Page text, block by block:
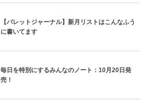
【バレットジャーナル】新月リストはこんなふう
に書いてます
毎日を特別にするみんなのノート：10月20日発
売！